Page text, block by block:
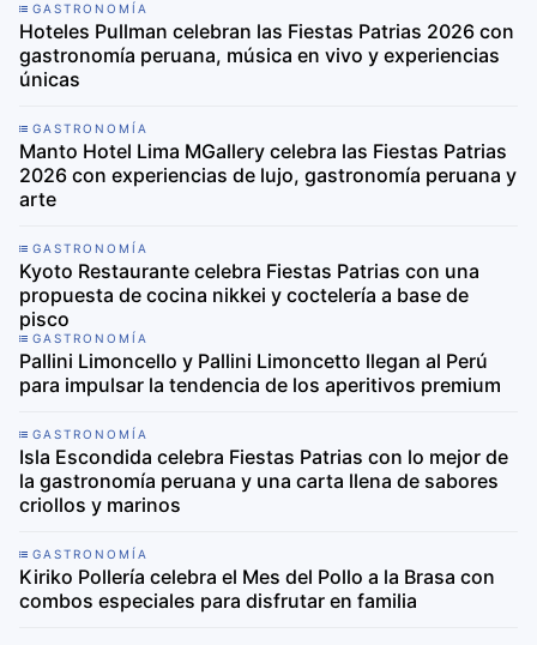
GASTRONOMÍA
Hoteles Pullman celebran las Fiestas Patrias 2026 con
gastronomía peruana, música en vivo y experiencias
únicas
GASTRONOMÍA
Manto Hotel Lima MGallery celebra las Fiestas Patrias
2026 con experiencias de lujo, gastronomía peruana y
arte
GASTRONOMÍA
Kyoto Restaurante celebra Fiestas Patrias con una
propuesta de cocina nikkei y coctelería a base de
pisco
GASTRONOMÍA
Pallini Limoncello y Pallini Limoncetto llegan al Perú
para impulsar la tendencia de los aperitivos premium
GASTRONOMÍA
Isla Escondida celebra Fiestas Patrias con lo mejor de
la gastronomía peruana y una carta llena de sabores
criollos y marinos
GASTRONOMÍA
Kiriko Pollería celebra el Mes del Pollo a la Brasa con
combos especiales para disfrutar en familia